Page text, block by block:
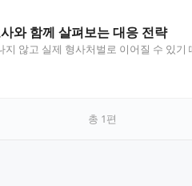
와 함께 살펴보는 대응 전략
않고 실제 형사처벌로 이어질 수 있
총 1편